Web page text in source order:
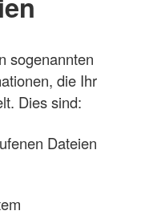
sogenannten
die Ihr
Dies sind:
Dateien